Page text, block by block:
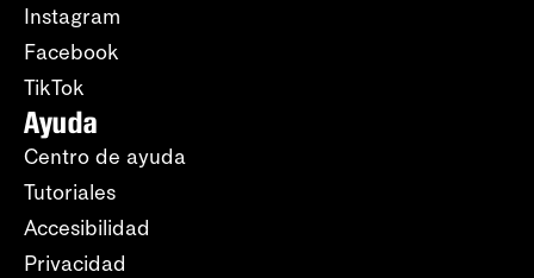
Instagram
Facebook
TikTok
Ayuda
Centro de ayuda
Tutoriales
Accesibilidad
Privacidad